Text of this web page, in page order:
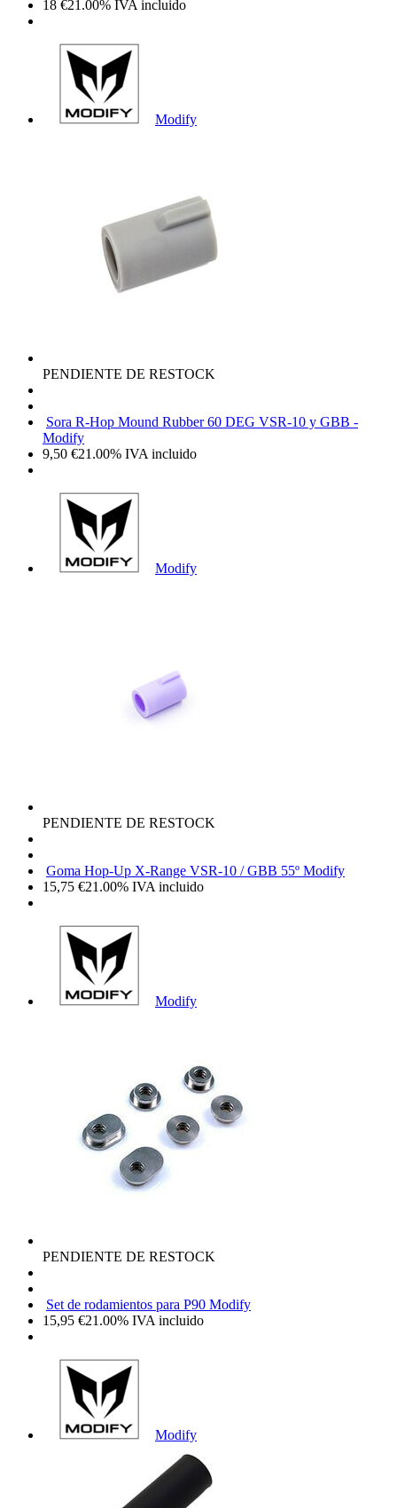
18 €21.00% IVA incluido
Modify
PENDIENTE DE RESTOCK
Sora R-Hop Mound Rubber 60 DEG VSR-10 y GBB -
Modify
9,50 €21.00% IVA incluido
Modify
PENDIENTE DE RESTOCK
Goma Hop-Up X-Range VSR-10 / GBB 55º Modify
15,75 €21.00% IVA incluido
Modify
PENDIENTE DE RESTOCK
Set de rodamientos para P90 Modify
15,95 €21.00% IVA incluido
Modify